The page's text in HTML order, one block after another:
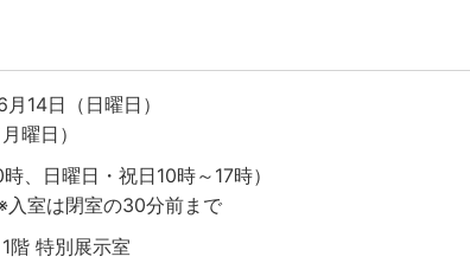
月 14日（日曜日）
曜日）
時、日曜日・祝日10時～ 17時）
入室は閉室の30分前まで
1階 特別展示室